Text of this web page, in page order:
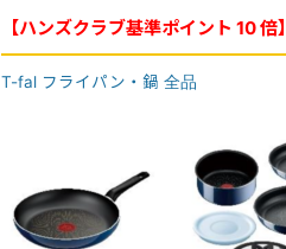
【ハンズクラブ基準ポイント 10 倍】
T-fal フライパン・鍋 全品